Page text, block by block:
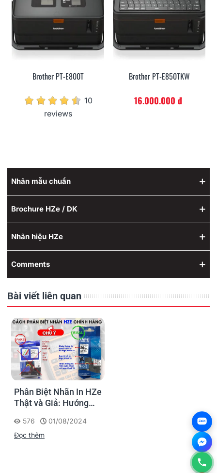
Brother PT-E800T
10
reviews
Brother PT-E850TKW
16.000.000 đ
Nhãn mẫu chuẩn
Brochure HZe / DK
Nhãn hiệu HZe
Comments
Bài viết liên quan
Phân Biệt Nhãn In HZe
Thật và Giả: Hướng
Khách Hàng
576
01/08/2024
Đọc thêm
Zalo